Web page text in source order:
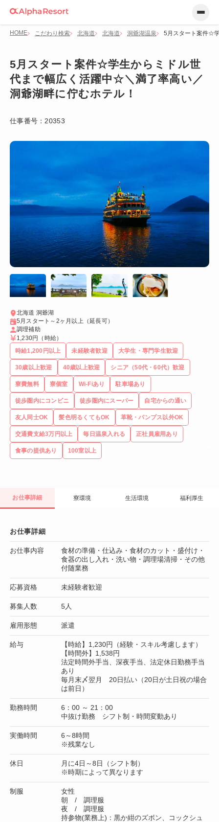
HOME こだわり検索 北海道 北海道 洞爺湖温泉 5月スタート案件☆
5月スタート案件☆学生からミドル世
代まで幅広く活躍中☆＼満了率高い／
洞爺湖畔に佇むホテル！
仕事番号： 20353
北海道 洞爺湖
5月スタート～2ヶ月以上（延長可）
調理補助
1,230円 （時給）
時給1,200円以上
未経験者歓迎 大学生・専門学生歓迎
30歳以上歓迎 40歳以上歓迎 シニア（50代・60代）歓迎
寮費無料 寮個室 Wi-Fiあり 駐車場あり
徒歩圏内にコンビニ 徒歩圏内にスーパー 自宅からの通い
友人同士OK 髪色明るくてもOK 革靴・パンプス以外OK
交通費支給3万円以上 毎日温泉入れる 正社員雇用あり
食事の提供あり 100室以上
お仕事詳細 寮環境 生活環境 福利厚生
お仕事詳細
お仕事内容
食材の準備・仕込み・食材のカット・盛付け・
食器の出し入れ・洗い物・調理場清掃・その他
付随業務
応募資格 未経験者歓迎
募集人数 5人
雇用形態 派遣
給与
【時給】1,230円（経験・スキル考慮します）
【時間外】1,538円
法定時間外手当、深夜手当、法定休日勤務手当
あり
毎月末〆翌月 20日払い（20日が土日祝の場合
は前日）
勤務時間
6：00 ～ 21：00
中抜け勤務 シフト制・時間変動あり
実働時間
6～8時間
※残業なし
休日
月に4日～8日（シフト制）
※時期によって異なります
制服
女性
朝 / 調理服
夜 / 調理服
持参物(業務上)：黒か紺のズボン、コックシュ